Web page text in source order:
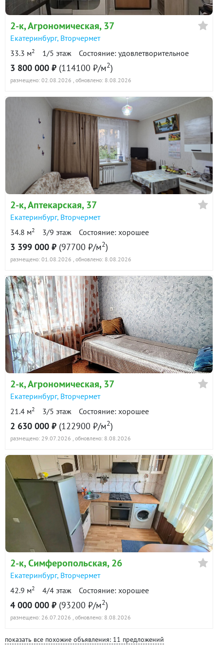
в продаже 141800 ₽/м²
Показать всю историю: 30 предложений →
2-к, Агрономическая, 37
Екатеринбург, Вторчермет
33.3 м2 1/5 этаж Состояние: удовлетворительное
3 800 000 ₽ (114100 ₽/м2)
размещено: 02.08.2026 , обновлено: 8.08.2026
2-к, Аптекарская, 37
Екатеринбург, Вторчермет
34.8 м2 3/9 этаж Состояние: хорошее
3 399 000 ₽ (97700 ₽/м2)
размещено: 01.08.2026 , обновлено: 8.08.2026
2-к, Агрономическая, 37
Екатеринбург, Вторчермет
21.4 м2 3/5 этаж Состояние: хорошее
2 630 000 ₽ (122900 ₽/м2)
размещено: 29.07.2026 , обновлено: 8.08.2026
2-к, Симферопольская, 26
Екатеринбург, Вторчермет
42.9 м2 4/4 этаж Состояние: хорошее
4 000 000 ₽ (93200 ₽/м2)
размещено: 26.07.2026 , обновлено: 8.08.2026
показать все похожие объявления: 11 предложений